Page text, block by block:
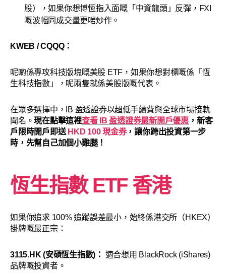
股），如果你想博恆指入面嘅「中資龍頭」反彈，FXI
嘅波幅同成交量更啱炒作。
KWEB / CQQQ：
呢啲係專攻科技版塊嘅美股 ETF，如果你想對標嘅係「恆
生科技指數」，呢兩隻就係美股版嘅代表。
在眾多選擇中，IB 盈透證券以超低手續費與全球市場接軌
聞名。現在點擊這裡查看 IB 盈透證券最新開戶優惠 ，新客
戶限時開戶即送 HKD 100 現金券，讓你跨出投資第一步
時，先幫自己加個小雞腿！
恆生指數 ETF 香港
如果你追求 100% 追蹤誤差最小，始終係港交所（HKEX）
掛牌嘅最正宗：
3115.HK (安碩恆生指數)： 適合想用 BlackRock (iShares)
品牌嘅投資者。